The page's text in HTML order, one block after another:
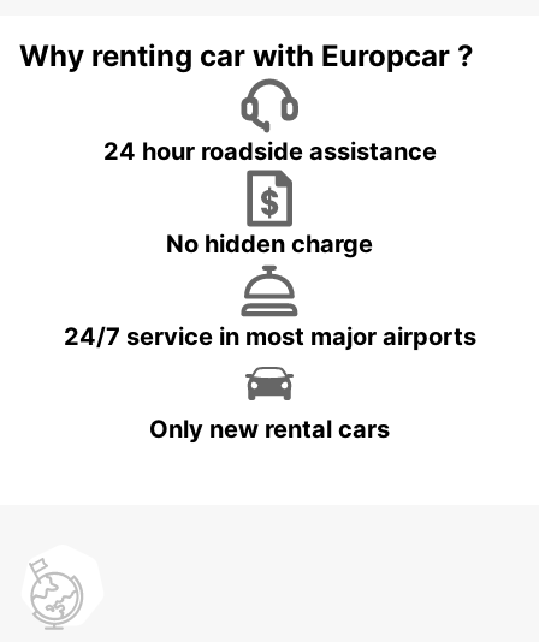
Why renting car with Europcar ?
24 hour roadside assistance
No hidden charge
24/7 service in most major airports
Only new rental cars